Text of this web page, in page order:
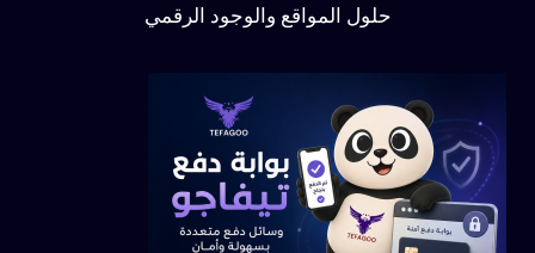
حلول المواقع والوجود الرقمي